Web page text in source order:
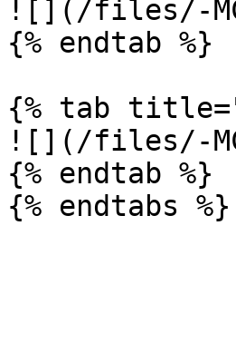
![](/files/-
{% endtab %}
{% tab
![](/files/-
{% endtab %}